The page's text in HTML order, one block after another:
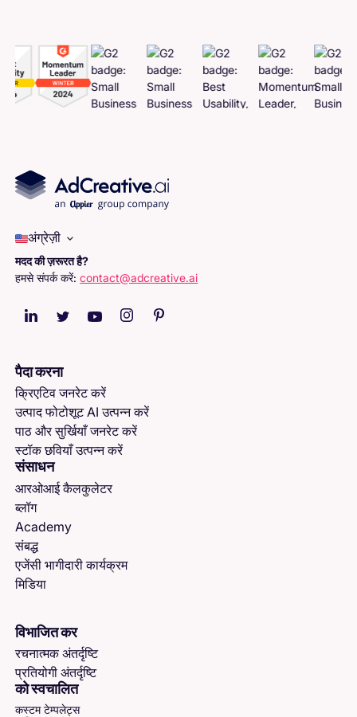
अंग्रेज़ी
मदद की ज़रूरत है?
हमसे संपर्क करें:contact@adcreative.ai
पैदा करना
क्रिएटिव जनरेट करें
उत्पाद फोटोशूट AI उत्पन्न करें
पाठ और सुर्खियाँ जनरेट करें
स्टॉक छवियाँ उत्पन्न करें
संसाधन
आरओआई कैलकुलेटर
ब्लॉग
Academy
संबद्ध
एजेंसी भागीदारी कार्यक्रम
मिडिया
विभाजित कर
रचनात्मक अंतर्दृष्टि
प्रतियोगी अंतर्दृष्टि
को स्वचालित
कस्टम टेम्पलेट्स